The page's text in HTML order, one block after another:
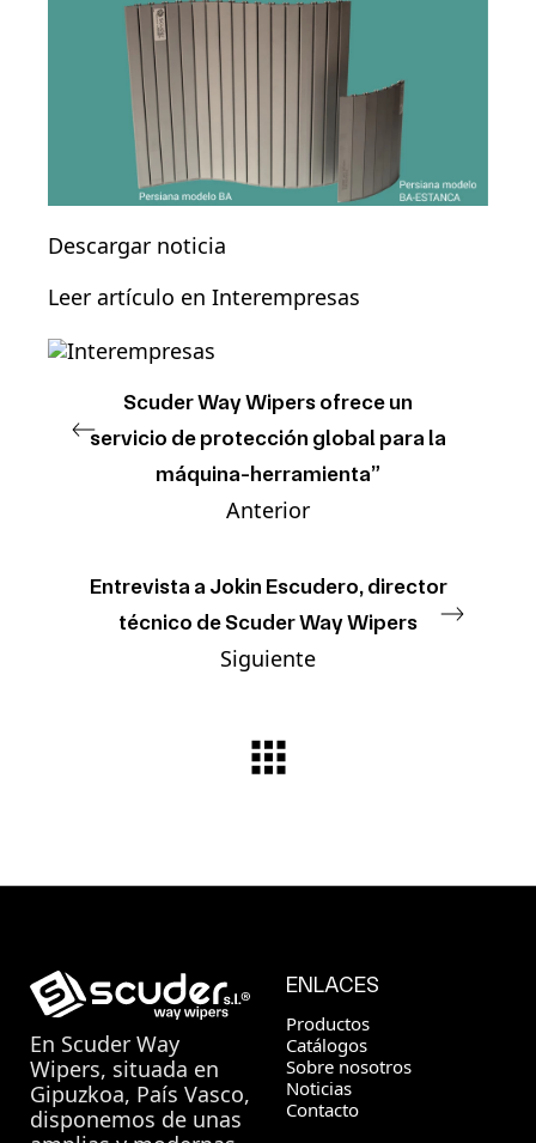
Descargar noticia
Leer artículo en Interempresas
Scuder Way Wipers ofrece un
servicio de protección global para la
máquina-herramienta”
Anterior
Entrevista a Jokin Escudero, director
técnico de Scuder Way Wipers
Siguiente
En Scuder Way
Wipers, situada en
Gipuzkoa, País Vasco,
disponemos de unas
ENLACES
Productos
Catálogos
Sobre nosotros
Noticias
Contacto